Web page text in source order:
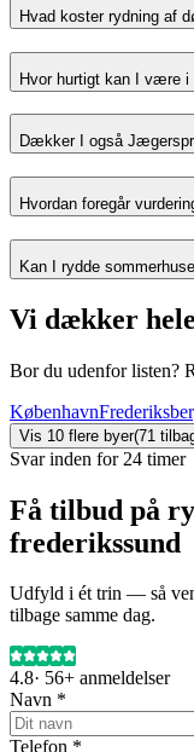
Hvad koster rydning af
Hvor hurtigt kan I være i
Dækker I også
Hvordan foregår
Kan I rydde
Vi dækker
Bor du udenfor listen?
København
Vis 10 flere byer(71
Svar inden for 24 timer
Få tilbud på
frederikssund
Udfyld i ét trin — så
tilbage samme dag.
4.8· 56+ anmeldelser
Navn *
Telefon *